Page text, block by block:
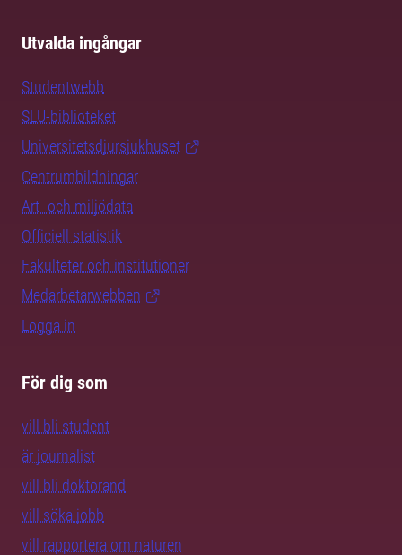
Utvalda ingångar
Studentwebb
SLU-biblioteket
Universitetsdjursjukhuset
Centrumbildningar
Art- och miljödata
Officiell statistik
Fakulteter och institutioner
Medarbetarwebben
Logga in
För dig som
vill bli student
är journalist
vill bli doktorand
vill söka jobb
vill rapportera om naturen